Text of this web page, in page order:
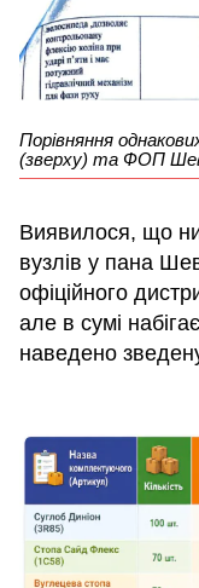
Порівняння
(зверху) та ФОП
Виявилося, що
вузлів у пана
офіційного
але в сумі
наведено